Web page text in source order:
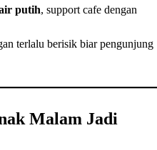
putih, support cafe dengan
terlalu berisik biar pengunjung
Malam Jadi